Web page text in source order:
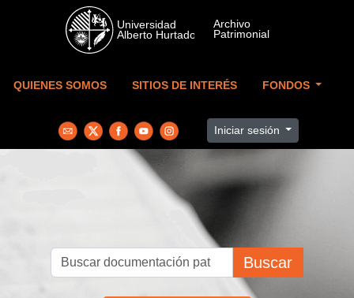
Skip to main content
QUIENES SOMOS SITIOS DE INTERÉS FONDOS
Iniciar sesión
Buscar